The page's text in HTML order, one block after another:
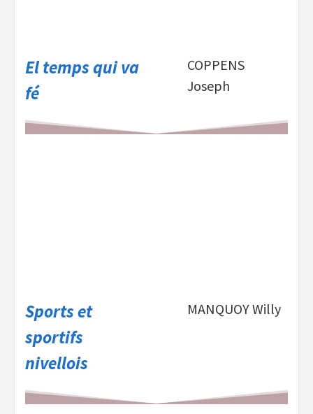
El temps qui va
fé
COPPENS
Joseph
Sports et
sportifs
nivellois
MANQUOY Willy